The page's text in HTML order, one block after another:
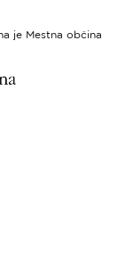
je Mestna občina